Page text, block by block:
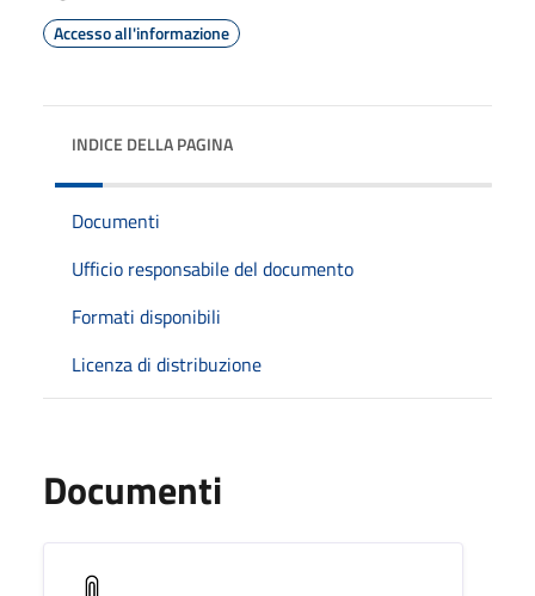
Accesso all'informazione
INDICE DELLA PAGINA
Documenti
Ufficio responsabile del documento
Formati disponibili
Licenza di distribuzione
Documenti